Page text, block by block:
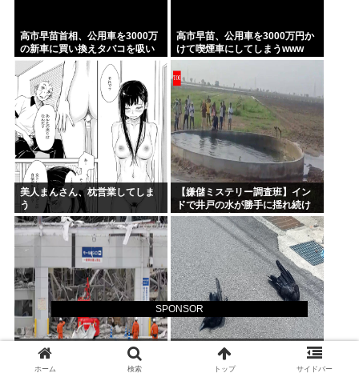
SPONSOR
高市早苗首相、公用車を3000万
の新車に買い換えタバコを吸い
まくっていた
高市早苗、公用車を3000万円か
けて喫煙車にしてしまうwww
美人まんさん、枕営業してしま
う
【嫌儲ミステリー調査班】イン
ドで井戸の水が勝手に揺れ続け
る怪現象発生。しかも5日経って
も止まらない
【速報】 イオンモール熊本の爆
発原因が判明！！！！
【画像】 猛暑でカラス死亡ｗｗ
ｗｗｗｗｗｗｗｗｗｗｗｗｗｗ
ｗｗｗｗｗｗ
ホーム 検索 トップ サイドバー